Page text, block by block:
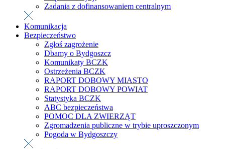
Zadania z dofinansowaniem centralnym
Komunikacja
Bezpieczeństwo
Zgłoś zagrożenie
Dbamy o Bydgoszcz
Komunikaty BCZK
Ostrzeżenia BCZK
RAPORT DOBOWY MIASTO
RAPORT DOBOWY POWIAT
Statystyka BCZK
ABC bezpieczeństwa
POMOC DLA ZWIERZĄT
Zgromadzenia publiczne w trybie uproszczonym
Pogoda w Bydgoszczy